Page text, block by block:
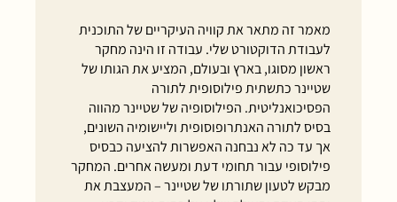
מאמר זה מתאר את קוויה העיקריים של התוכנית
לעבודת הדוקטורט שלי. עבודה זו הינה מחקר
ראשון מסוגו, בארץ ובעולם, המציע את הגותו של
שטיינר כתשתית פילוסופית לתורה
הפסיכואנליטית. הפילוסופיה של שטיינר מהווה
בסיס לתורה האנתרופוסופית וליישומיה השונים,
אך עד כה לא נבחנה האפשרות להציעה כבסיס
פילוסופי עבור תחומי דעת ומעשה אחרים. המחקר
מבקש לטעון שתורתו של שטיינר – המעצבת את